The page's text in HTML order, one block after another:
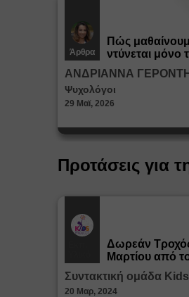
Άρθρα
Πώς
ντύνεται μόνο
ΑΝΔΡΙΑΝΝΑ ΓΕΡΟΝΤΗ
Ψυχολόγοι
29 Μαϊ, 2026
Προτάσεις για
Δωρεάν
Μαρτίου από
Συντακτική ομάδα
20 Μαρ, 2024